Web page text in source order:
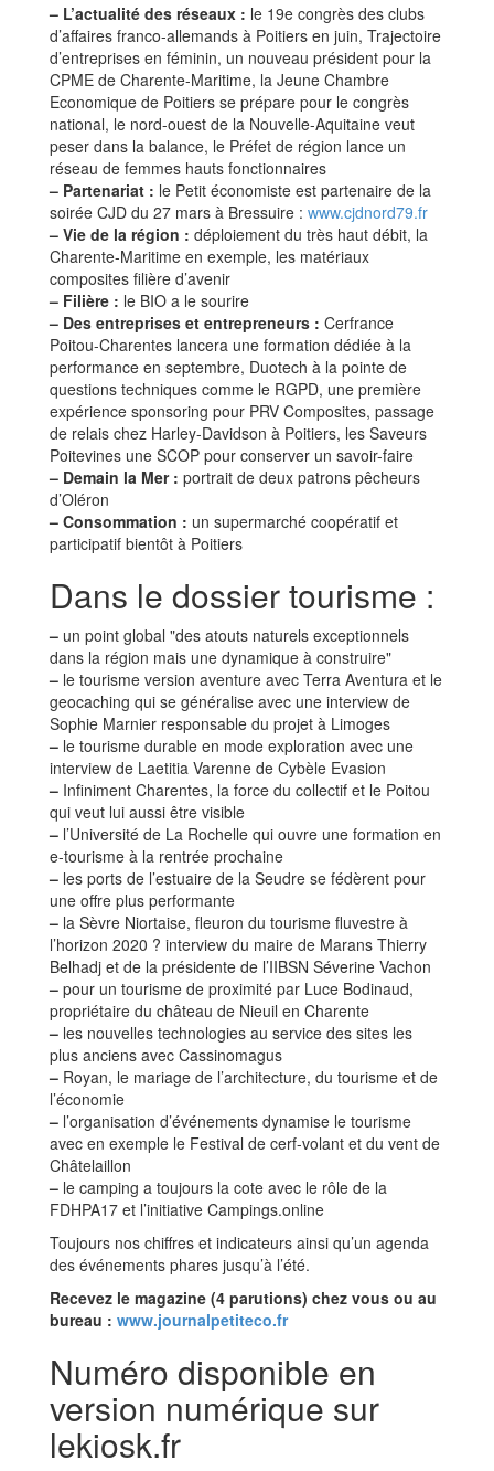
– L’actualité des réseaux : le 19e congrès des clubs
d’affaires franco-allemands à Poitiers en juin, Trajectoire
d’entreprises en féminin, un nouveau président pour la
CPME de Charente-Maritime, la Jeune Chambre
Economique de Poitiers se prépare pour le congrès
national, le nord-ouest de la Nouvelle-Aquitaine veut
peser dans la balance, le Préfet de région lance un
réseau de femmes hauts fonctionnaires
– Partenariat : le Petit économiste est partenaire de la
soirée CJD du 27 mars à Bressuire : www.cjdnord79.fr
– Vie de la région : déploiement du très haut débit, la
Charente-Maritime en exemple, les matériaux
composites filière d’avenir
– Filière : le BIO a le sourire
– Des entreprises et entrepreneurs : Cerfrance
Poitou-Charentes lancera une formation dédiée à la
performance en septembre, Duotech à la pointe de
questions techniques comme le RGPD, une première
expérience sponsoring pour PRV Composites, passage
de relais chez Harley-Davidson à Poitiers, les Saveurs
Poitevines une SCOP pour conserver un savoir-faire
– Demain la Mer : portrait de deux patrons pêcheurs
d’Oléron
– Consommation : un supermarché coopératif et
participatif bientôt à Poitiers
Dans le dossier tourisme :
– un point global "des atouts naturels exceptionnels
dans la région mais une dynamique à construire"
– le tourisme version aventure avec Terra Aventura et le
geocaching qui se généralise avec une interview de
Sophie Marnier responsable du projet à Limoges
– le tourisme durable en mode exploration avec une
interview de Laetitia Varenne de Cybèle Evasion
– Infiniment Charentes, la force du collectif et le Poitou
qui veut lui aussi être visible
– l’Université de La Rochelle qui ouvre une formation en
e-tourisme à la rentrée prochaine
– les ports de l’estuaire de la Seudre se fédèrent pour
une offre plus performante
– la Sèvre Niortaise, fleuron du tourisme fluvestre à
l’horizon 2020 ? interview du maire de Marans Thierry
Belhadj et de la présidente de l’IIBSN Séverine Vachon
– pour un tourisme de proximité par Luce Bodinaud,
propriétaire du château de Nieuil en Charente
– les nouvelles technologies au service des sites les
plus anciens avec Cassinomagus
– Royan, le mariage de l’architecture, du tourisme et de
l’économie
– l’organisation d’événements dynamise le tourisme
avec en exemple le Festival de cerf-volant et du vent de
Châtelaillon
– le camping a toujours la cote avec le rôle de la
FDHPA17 et l’initiative Campings.online
Toujours nos chiffres et indicateurs ainsi qu’un agenda
des événements phares jusqu’à l’été.
Recevez le magazine (4 parutions) chez vous ou au
bureau : www.journalpetiteco.fr
Numéro disponible en
version numérique sur
lekiosk.fr